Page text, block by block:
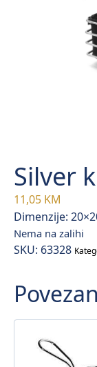
Silver
11,05 KM
Dimenzije:
Nema na zalihi
SKU: 63328